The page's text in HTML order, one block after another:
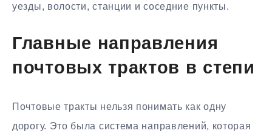
уезды, волости, станции и соседние пункты.
Главные направления
почтовых трактов в степи
Почтовые тракты нельзя понимать как одну
дорогу. Это была система направлений, которая